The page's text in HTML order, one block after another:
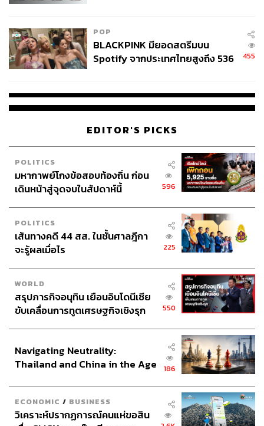
ตั้งต้นของการประสานพลังผลักดันให้การจัดงานประสบผล
สำเร็จ เพื่อเป็นเวทีพิสูจน์ความสามารถในการรองรับการจัด
งานของประเทศไทย” ดร.ศุภวรรณ กล่าว
แบรนด์เชิงรุกภายใต้วิสัยทัศน์ Change That Matters โดยมี 4
กลยุทธ์หลัก กลยุทธ์แรกคือ Global Reach’เพื่อดึงงานระดับ
โลกที่ตอบโจทย์คลัสเตอร์ยุทธศาสตร์ของประเทศ เพื่อสร้าง
กลยุทธ์ที่สองคือ Local Strength เพื่อยกระดับงานภายใน
ประเทศให้เป็น Flagship Events ที่ดึงดูดผู้ประกอบการจาก
ทั่วโลก กลยุทธ์ที่สามคือ Organisation Transformation เพื่อ
ปรับองค์กรสู่ระบบดิจิทัลและขับเคลื่อนด้วยข้อมูล
และกลยุทธ์ที่สี่ Capabilities Excellence เพื่อยกระดับบทบาท
POP
BLACKPINK มียอดสตรีมบน
Spotify จากประเทศไทยสูงถึง 536
455
EDITOR'S PICKS
POLITICS
มหากาพย์โกงข้อสอบท้องถิ่น ก่อน
เดินหน้าสู่จุดจบในสัปดาห์นี้
596
POLITICS
เส้นทางคดี 44 สส. ในชั้นศาลฎีกา
จะรู้ผลเมื่อไร
225
WORLD
สรุปภารกิจอนุทิน เยือนอินโดนีเซีย
ขับเคลื่อนการทูตเศรษฐกิจเชิงรุก
550
Navigating Neutrality:
Thailand and China in the Age
186
ECONOMIC / BUSINESS
วิเคราะห์ปรากฏการณ์คนแห่ขอสิน